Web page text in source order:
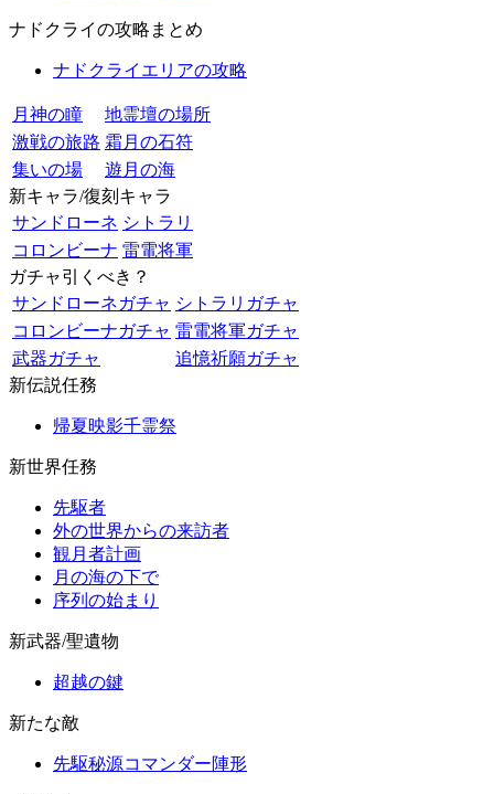
ナドクライの攻略まとめ
ナドクライエリアの攻略
月神の瞳
地霊壇の場所
激戦の旅路 霜月の石符
集いの場
遊月の海
新キャラ/復刻キャラ
サンドローネ シトラリ
コロンビーナ 雷電将軍
ガチャ引くべき？
サンドローネガチャ シトラリガチャ
コロンビーナガチャ 雷電将軍ガチャ
武器ガチャ
追憶祈願ガチャ
新伝説任務
帰夏映影千霊祭
新世界任務
先駆者
外の世界からの来訪者
観月者計画
月の海の下で
序列の始まり
新武器/聖遺物
超越の鍵
新たな敵
先駆秘源コマンダー陣形